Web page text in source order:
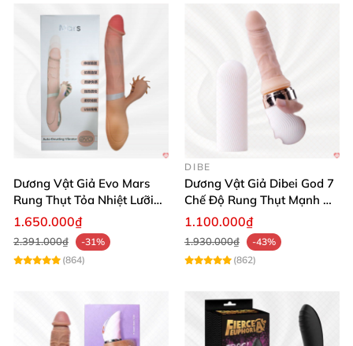
Dương Vật Giả Evo Mars
Rung Thụt Tỏa Nhiệt Lưỡi
Liếm Cao Cấp
1.650.000₫
2.391.000₫
-31%
(864)
DIBE
Dương Vật Giả Dibei God 7
Chế Độ Rung Thụt Mạnh Mẽ
Tỏa Nhiệt Kích Thích
1.100.000₫
1.930.000₫
-43%
(862)